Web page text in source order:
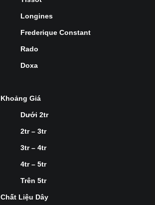
Longines
Frederique Constant
Rado
Doxa
Khoảng Giá
Dưới 2tr
2tr – 3tr
3tr – 4tr
4tr – 5tr
Trên 5tr
Chất Liệu Dây